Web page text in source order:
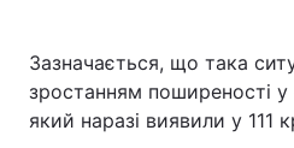
Зазначається, що така
зростанням поширеності у
який наразі виявили у 111